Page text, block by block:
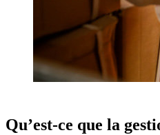
Qu’est-ce que la